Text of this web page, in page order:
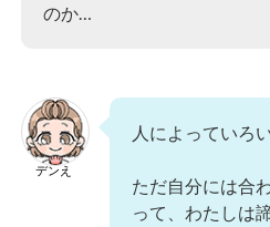
のか…
デンえ
人によっていろ
ただ自分には合
って、わたしは